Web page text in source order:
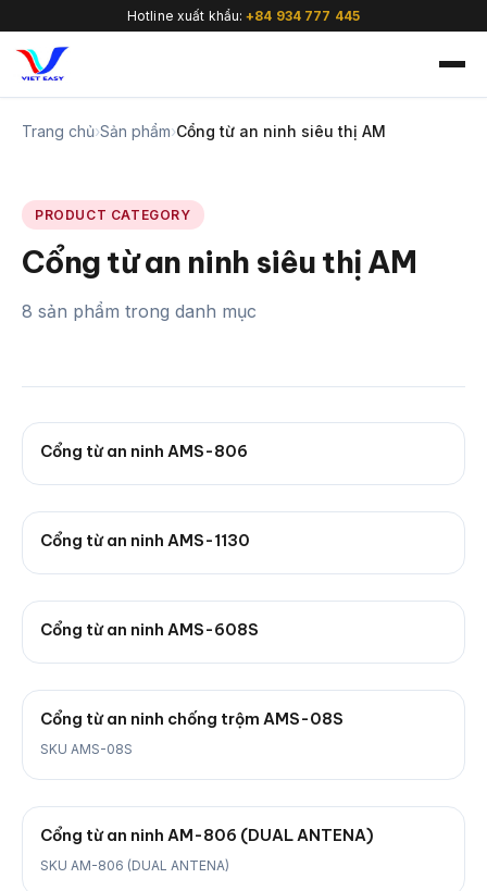
Hotline xuất khẩu:+84 934 777 445
Trang chủ›Sản phẩm›Cổng từ an ninh siêu thị AM
PRODUCT CATEGORY
Cổng từ an ninh siêu thị AM
8 sản phẩm trong danh mục
Cổng từ an ninh AMS-806
Cổng từ an ninh AMS-1130
Cổng từ an ninh AMS-608S
Cổng từ an ninh chống trộm AMS-08S
SKU AMS-08S
Cổng từ an ninh AM-806 (DUAL ANTENA)
SKU AM-806 (DUAL ANTENA)